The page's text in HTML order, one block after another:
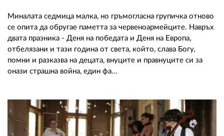
Миналата седмица малка, но гръмогласна групичка отново
се опита да обругае паметта за червеноармейците. Навръх
двата празника - Деня на победата и Деня на Европа,
отбелязани и тази година от света, който, слава Богу,
помни и разказва на децата, внуците и правнуците си за
онази страшна война, един фа...